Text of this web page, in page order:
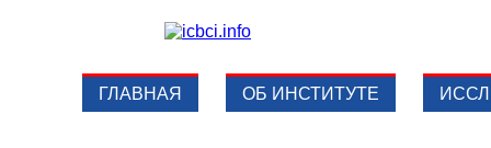
ГЛАВНАЯ ОБ ИНСТИТУТЕ